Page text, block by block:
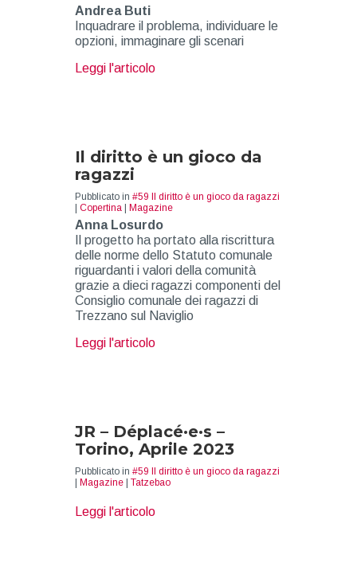
Andrea Buti
Inquadrare il problema, individuare le
opzioni, immaginare gli scenari
Leggi l'articoloabout Rilevanza strategica
Il diritto è un gioco da
ragazzi
Pubblicato in #59 Il diritto è un gioco da ragazzi
| Copertina | Magazine
Anna Losurdo
Il progetto ha portato alla riscrittura
delle norme dello Statuto comunale
riguardanti i valori della comunità
grazie a dieci ragazzi componenti del
Consiglio comunale dei ragazzi di
Trezzano sul Naviglio
Leggi l'articoloabout Il diritto è un gioco da ragazzi
JR – Déplacé·e·s –
Torino, Aprile 2023
Pubblicato in #59 Il diritto è un gioco da ragazzi
| Magazine | Tatzebao
Leggi l'articoloabout JR – Déplacé·e·s – Torino,